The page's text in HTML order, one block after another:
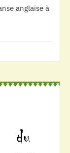
anglaise à